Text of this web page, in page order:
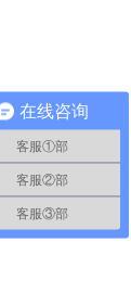
在线咨询
客服①部
客服②部
客服③部